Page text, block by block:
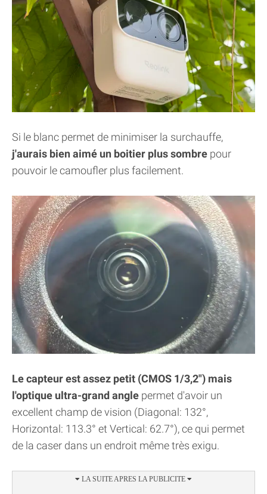
Si le blanc permet de minimiser la surchauffe,
j'aurais bien aimé un boitier plus sombre pour
pouvoir le camoufler plus facilement.
Le capteur est assez petit (CMOS 1/3,2") mais
l'optique ultra-grand angle permet d'avoir un
excellent champ de vision (Diagonal: 132°,
Horizontal: 113.3° et Vertical: 62.7°), ce qui permet
de la caser dans un endroit même très exigu.